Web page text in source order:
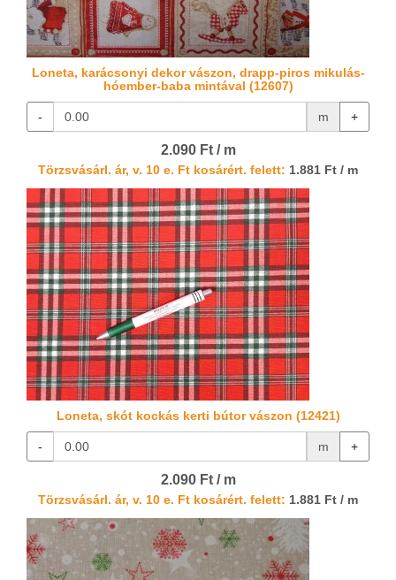
Loneta, karácsonyi dekor vászon, drapp-piros mikulás-
hóember-baba mintával (12607)
- m +
2.090 Ft / m
Törzsvásárl. ár, v. 10 e. Ft kosárért. felett: 1.881 Ft / m
Loneta, skót kockás kerti bútor vászon (12421)
- m +
2.090 Ft / m
Törzsvásárl. ár, v. 10 e. Ft kosárért. felett: 1.881 Ft / m